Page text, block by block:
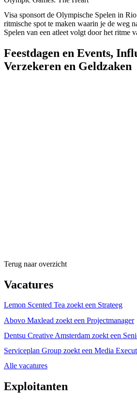
Visa sponsort de Olympische Spelen in
ritmische spot te maken waarin je de weg
Spelen van een atleet volgt door het ritme
Feestdagen en Events,
Verzekeren en Geldzaken
Terug naar overzicht
Vacatures
Lemon Scented Tea zoekt een Strateeg
Abovo Maxlead zoekt een Projectmanager
Dentsu Creative Amsterdam zoekt een
Serviceplan Group zoekt een Media
Alle vacatures
Exploitanten